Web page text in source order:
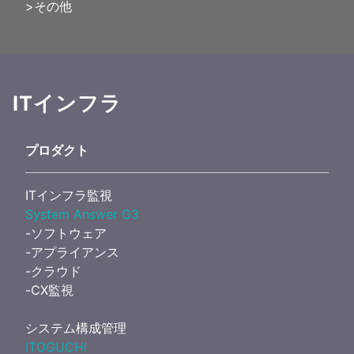
>その他
ITインフラ
プロダクト
ITインフラ監視
System Answer G3
-ソフトウェア
-アプライアンス
-クラウド
-CX監視
システム構成管理
ITOGUCHI